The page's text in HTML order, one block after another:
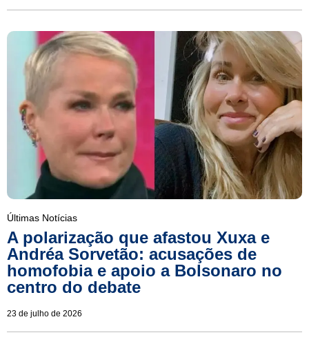
Últimas Notícias
A polarização que afastou Xuxa e
Andréa Sorvetão: acusações de
homofobia e apoio a Bolsonaro no
centro do debate
23 de julho de 2026